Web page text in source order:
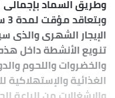
تنويع الأنشطة داخل
والخضروات واللحوم
الغذائية والإستهلاكية